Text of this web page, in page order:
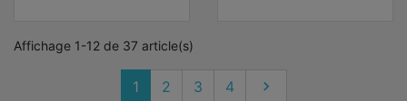
Affichage 1-12 de 37 article(s)
1 2 3 4 Suivant
